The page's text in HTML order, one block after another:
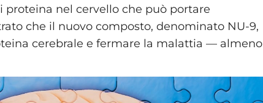
nel cervello che può portare
che il nuovo composto, denominato NU-9,
cerebrale e fermare la malattia — almeno